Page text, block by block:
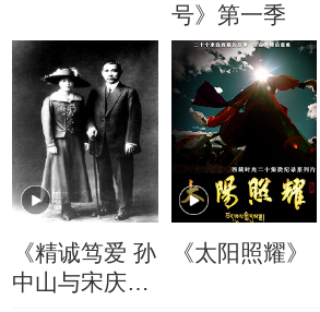
号》第一季
《精诚笃爱 孙
中山与宋庆
《太阳照耀》